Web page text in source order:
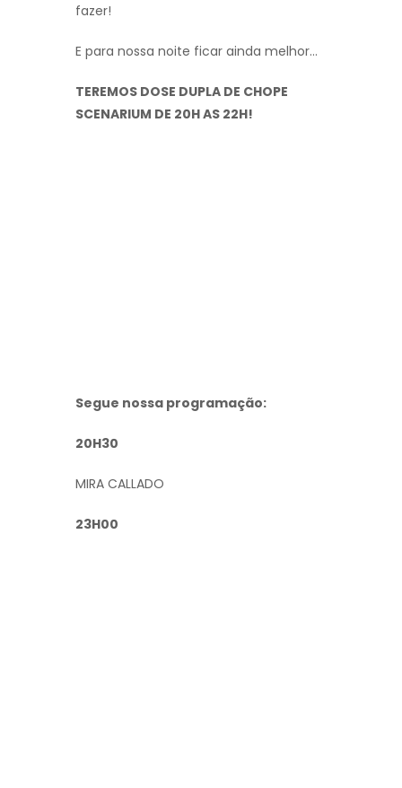
fazer!
E para nossa noite ficar ainda melhor…
TEREMOS DOSE DUPLA DE CHOPE
SCENARIUM DE 20H AS 22H!
Segue nossa programação:
20H30
MIRA CALLADO
23H00